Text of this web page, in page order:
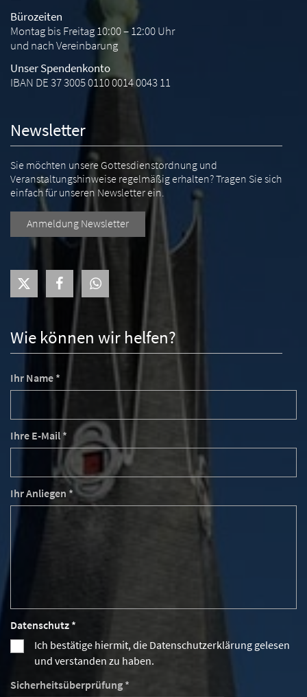
Wie können wir helfen?
Ihr Name *
Ihre E-Mail *
Ihr Anliegen *
Datenschutz *
Ich bestätige hiermit, die Datenschutzerklärung gelesen
und verstanden zu haben.
Sicherheitsüberprüfung *
Bürozeiten
Montag bis Freitag 10:00 – 12:00 Uhr
und nach Vereinbarung
Unser Spendenkonto
IBAN DE 37 3005 0110 0014 0043 11
Newsletter
Sie möchten unsere Gottesdienstordnung und
Veranstaltungshinweise regelmäßig erhalten? Tragen Sie sich
einfach für unseren Newsletter ein.
Anmeldung Newsletter